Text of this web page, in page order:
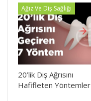
Ağız Ve Diş Sağlığı
20’lik Diş Ağrısını
Hafifleten Yöntemler